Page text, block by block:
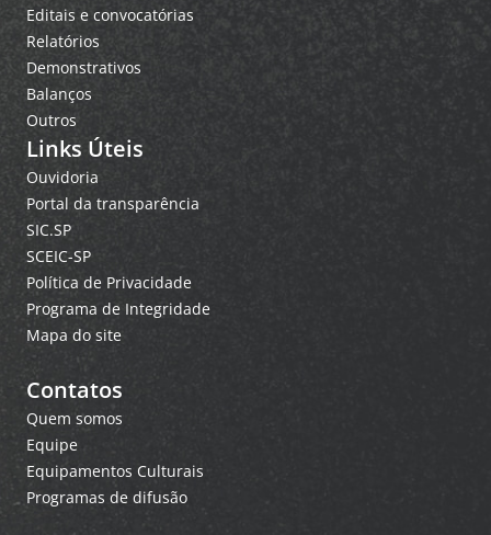
Editais e convocatórias
Relatórios
Demonstrativos
Balanços
Outros
Links Úteis
Ouvidoria
Portal da transparência
SIC.SP
SCEIC-SP
Política de Privacidade
Programa de Integridade
Mapa do site
Contatos
Quem somos
Equipe
Equipamentos Culturais
Programas de difusão